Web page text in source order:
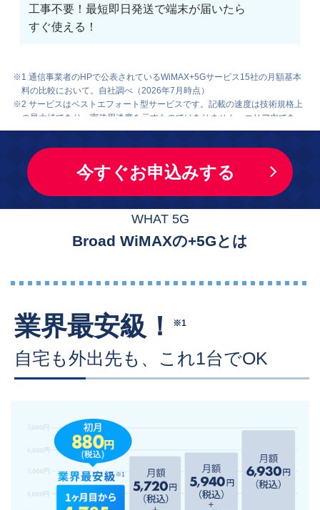
工事不要！最短即日発送で端末が届いたら
すぐ使える！
※1 通信事業者のHPで公表されているWiMAX+5Gサービス15社の月額基本
料の比較において。自社調べ（2026年7月時点）
※2 サービスはベストエフォート型サービスです。記載の速度は技術規格上
の最大値であり、実使用速度を示すものではありません。エリア内であっ
ても、お客様のご利用環境、回線の状況等により大幅に低下する場合があ
下も含め、変更になる可能性があります。
※3 一定期間内に大量のデータ通信のご利用があった場合、混雑する時間帯
の通信速度を制限する場合があります。
※4 当日発送は平日12時までの受付分となります。日曜・祝日は発送を行っ
ておりません。土曜日に即日発送ご希望の場合はお電話にてご確認お願い
今すぐお申込みする
WHAT 5G
Broad WiMAXの+5Gとは
業界最安級！ ※1
自宅も外出先も、これ1台でOK